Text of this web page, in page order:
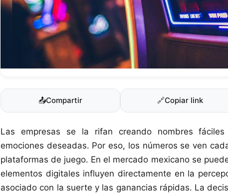
📤Compartir 🔗Copiar link
Las empresas se la rifan creando nombres
emociones deseadas. Por eso, los números se ven
plataformas de juego. En el mercado mexicano se
elementos digitales influyen directamente en la
asociado con la suerte y las ganancias rápidas. La